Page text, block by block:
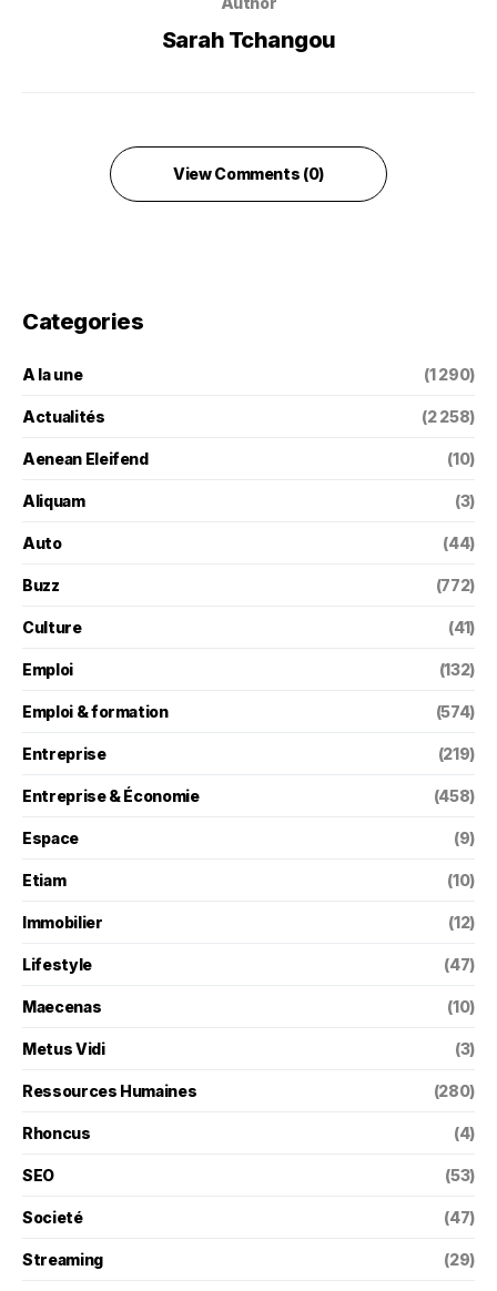
Sarah Tchangou
View Comments (0)
Categories
A la une (1 290)
Actualités (2 258)
Aenean Eleifend (10)
Aliquam (3)
Auto (44)
Buzz (772)
Culture (41)
Emploi (132)
Emploi & formation (574)
Entreprise (219)
Entreprise & Économie (458)
Espace (9)
Etiam (10)
Immobilier (12)
Lifestyle (47)
Maecenas (10)
Metus Vidi (3)
Ressources Humaines (280)
Rhoncus (4)
SEO (53)
Societé (47)
Streaming (29)